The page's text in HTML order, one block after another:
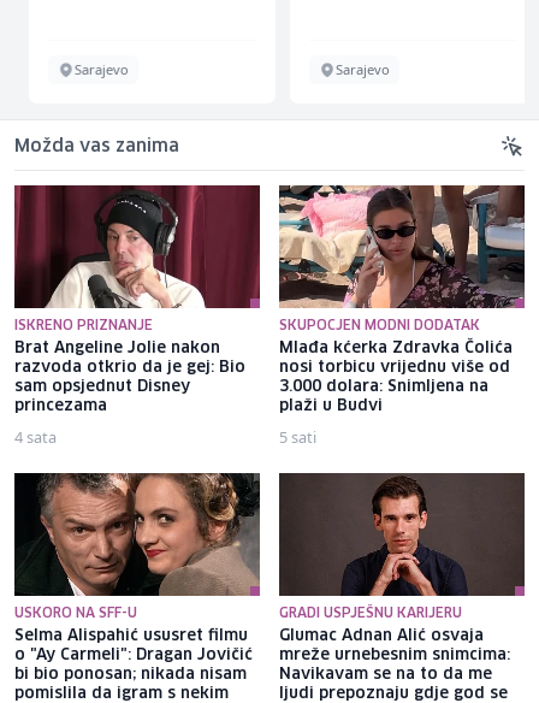
Sarajevo Sarajevo
Možda vas zanima
ISKRENO PRIZNANJE
Brat Angeline Jolie nakon
razvoda otkrio da je gej: Bio
sam opsjednut Disney
princezama
4 sata
SKUPOCJEN MODNI DODATAK
Mlađa kćerka Zdravka Čolića
nosi torbicu vrijednu više od
3.000 dolara: Snimljena na
plaži u Budvi
5 sati
USKORO NA SFF-U
Selma Alispahić ususret filmu
o "Ay Carmeli": Dragan Jovičić
bi bio ponosan; nikada nisam
pomislila da igram s nekim
GRADI USPJEŠNU KARIJERU
Glumac Adnan Alić osvaja
mreže urnebesnim snimcima:
Navikavam se na to da me
ljudi prepoznaju gdje god se